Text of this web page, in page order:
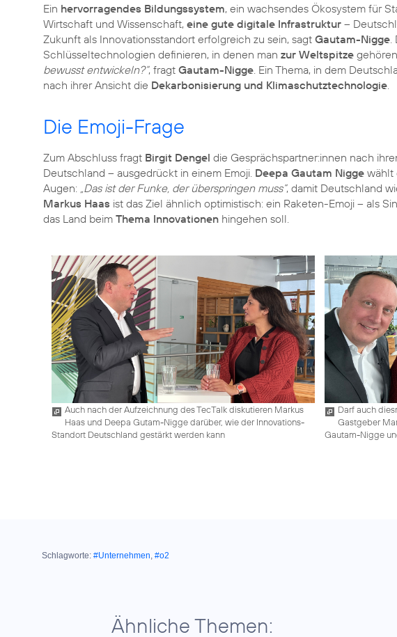
Ein hervorragendes Bildungssystem, ein wachsendes Ökosystem für
Wirtschaft und Wissenschaft, eine gute digitale Infrastruktur –
Zukunft als Innovationsstandort erfolgreich zu sein, sagt Gautam-Nigge
Schlüsseltechnologien definieren, in denen man zur Weltspitze
bewusst entwickeln?“, fragt Gautam-Nigge . Ein Thema, in dem
nach ihrer Ansicht die Dekarbonisierung und Klimaschutztechnologie
Die Emoji-Frage
Zum Abschluss fragt Birgit Dengel die Gesprächspartner:innen nach
Deutschland – ausgedrückt in einem Emoji. Deepa Gautam Nigge wählt
Augen: „Das ist der Funke, der überspringen muss“, damit Deutschland
Markus Haas ist das Ziel ähnlich optimistisch: ein Raketen-Emoji – als
das Land beim Thema Innovationen hingehen soll.
Auch nach der Aufzeichnung des TecTalk diskutieren Markus
Haas und Deepa Gutam-Nigge darüber, wie der Innovations-
Standort Deutschland gestärkt werden kann
Darf auch
Gastgeber
Gautam-Nigge
Schlagworte: #Unternehmen, #o2
Ähnliche Themen: